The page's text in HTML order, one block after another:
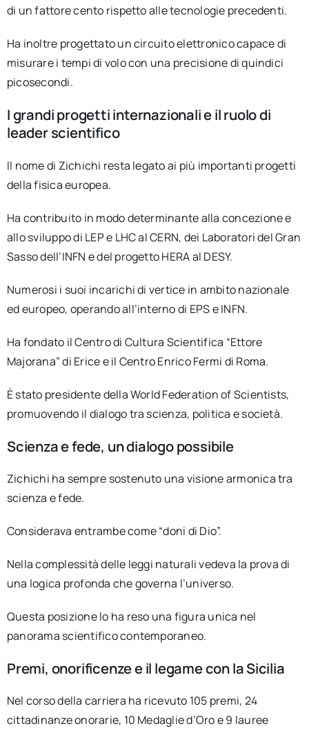
di un fattore cento rispetto alle tecnologie precedenti.
Ha inoltre progettato un circuito elettronico capace di
misurare i tempi di volo con una precisione di quindici
picosecondi.
I grandi progetti internazionali e il ruolo di
leader scientifico
Il nome di Zichichi resta legato ai più importanti progetti
della fisica europea.
Ha contribuito in modo determinante alla concezione e
allo sviluppo di LEP e LHC al CERN, dei Laboratori del Gran
Sasso dell’INFN e del progetto HERA al DESY.
Numerosi i suoi incarichi di vertice in ambito nazionale
ed europeo, operando all’interno di EPS e INFN.
Ha fondato il Centro di Cultura Scientifica “Ettore
Majorana” di Erice e il Centro Enrico Fermi di Roma.
È stato presidente della World Federation of Scientists,
promuovendo il dialogo tra scienza, politica e società.
Scienza e fede, un dialogo possibile
Zichichi ha sempre sostenuto una visione armonica tra
scienza e fede.
Considerava entrambe come “doni di Dio”.
Nella complessità delle leggi naturali vedeva la prova di
una logica profonda che governa l’universo.
Questa posizione lo ha reso una figura unica nel
panorama scientifico contemporaneo.
Premi, onorificenze e il legame con la Sicilia
Nel corso della carriera ha ricevuto 105 premi, 24
cittadinanze onorarie, 10 Medaglie d’Oro e 9 lauree